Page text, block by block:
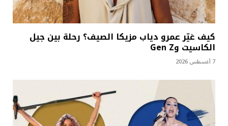
كيف غيّر عمرو دياب مزيكا الصيف؟ رحلة بين جيل
الكاسيت وGen Z
7 أغسطس 2026